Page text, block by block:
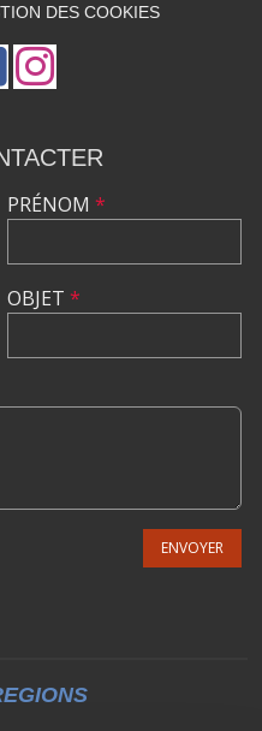
DES COOKIES
PRÉNOM *
OBJET *
ENVOYER